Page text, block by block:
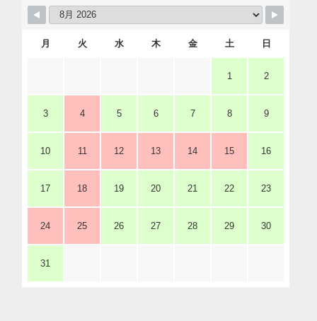
月 火 水 木 金 土 日
1 2
3 4 5 6 7 8 9
10 11 12 13 14 15 16
17 18 19 20 21 22 23
24 25 26 27 28 29 30
31